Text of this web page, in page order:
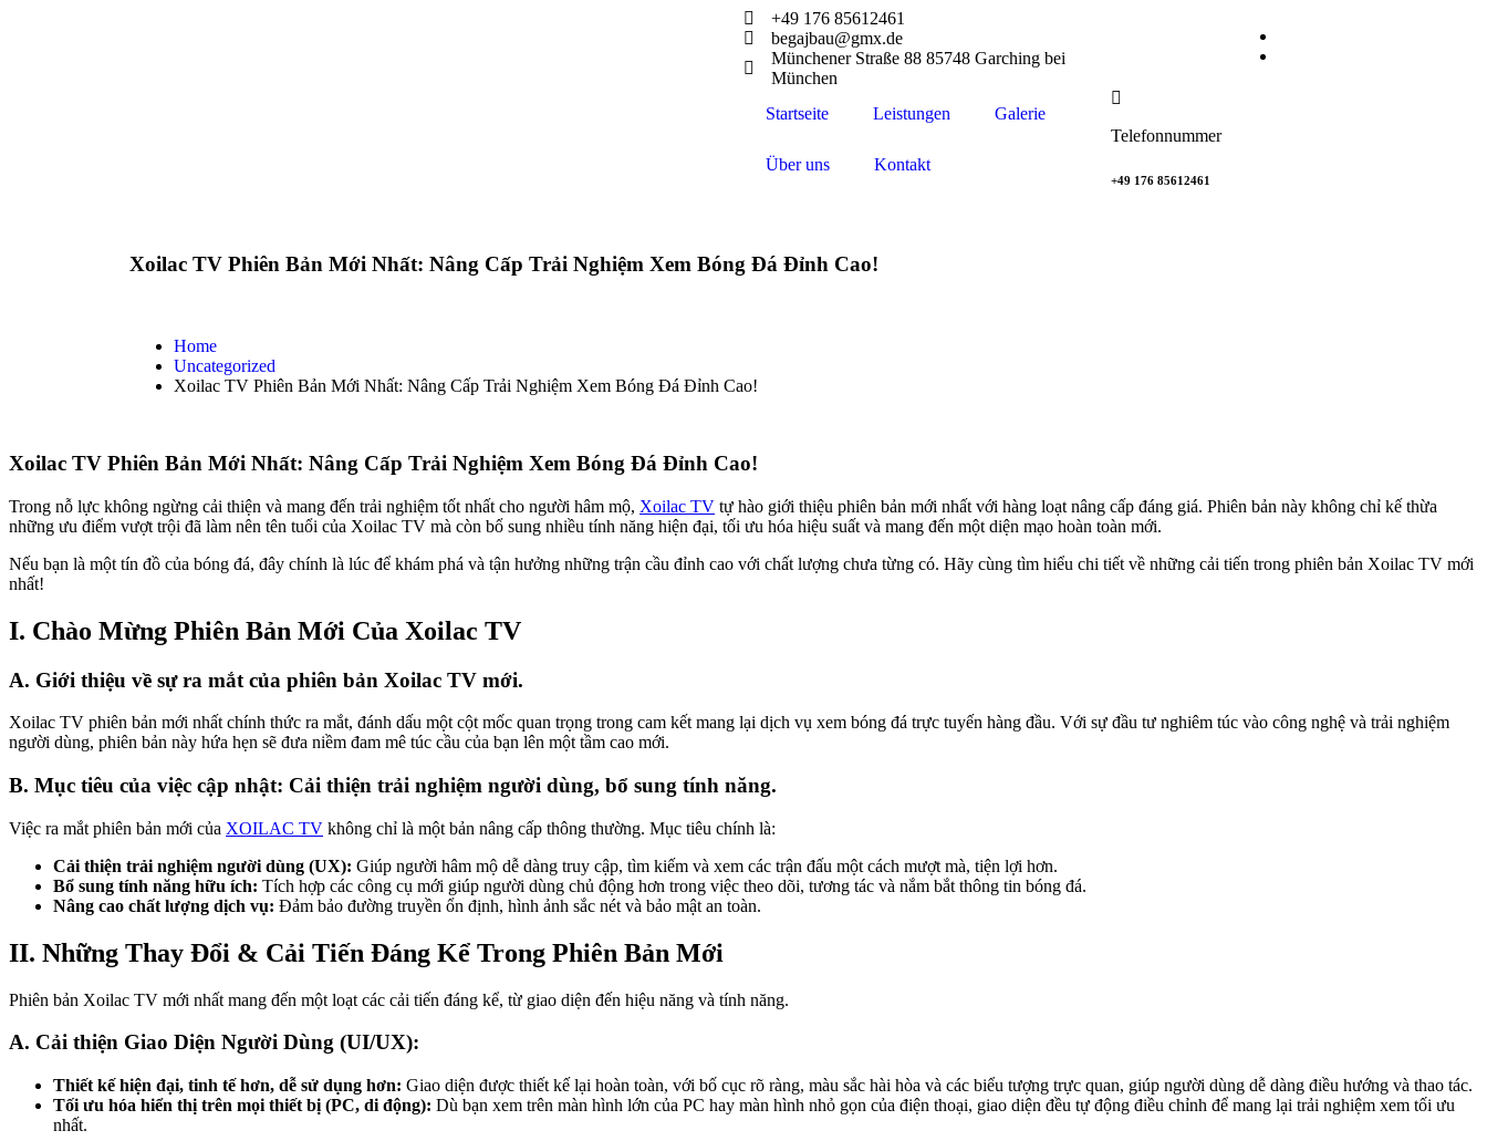
+49 176 85612461
begajbau@gmx.de
Münchener Straße 88 85748 Garching bei
München
Startseite
Leistungen Galerie
Über uns Kontakt
Telefonnummer
+49 176 85612461
Xoilac TV Phiên Bản Mới Nhất: Nâng Cấp Trải Nghiệm Xem Bóng Đá Đỉnh Cao!
Home
Uncategorized
Xoilac TV Phiên Bản Mới Nhất: Nâng Cấp Trải Nghiệm Xem Bóng Đá Đỉnh Cao!
Xoilac TV Phiên Bản Mới Nhất: Nâng Cấp Trải Nghiệm Xem Bóng Đá Đỉnh Cao!
Trong nỗ lực không ngừng cải thiện và mang đến trải nghiệm tốt nhất cho người hâm mộ, Xoilac TV tự hào giới thiệu phiên bản mới nhất với hàng loạt nâng cấp đáng giá. Phiên bản này không chỉ kế thừa
những ưu điểm vượt trội đã làm nên tên tuổi của Xoilac TV mà còn bổ sung nhiều tính năng hiện đại, tối ưu hóa hiệu suất và mang đến một diện mạo hoàn toàn mới.
Nếu bạn là một tín đồ của bóng đá, đây chính là lúc để khám phá và tận hưởng những trận cầu đỉnh cao với chất lượng chưa từng có. Hãy cùng tìm hiểu chi tiết về những cải tiến trong phiên bản Xoilac TV mới
nhất!
I. Chào Mừng Phiên Bản Mới Của Xoilac TV
A. Giới thiệu về sự ra mắt của phiên bản Xoilac TV mới.
Xoilac TV phiên bản mới nhất chính thức ra mắt, đánh dấu một cột mốc quan trọng trong cam kết mang lại dịch vụ xem bóng đá trực tuyến hàng đầu. Với sự đầu tư nghiêm túc vào công nghệ và trải nghiệm
người dùng, phiên bản này hứa hẹn sẽ đưa niềm đam mê túc cầu của bạn lên một tầm cao mới.
B. Mục tiêu của việc cập nhật: Cải thiện trải nghiệm người dùng, bổ sung tính năng.
Việc ra mắt phiên bản mới của XOILAC TV không chỉ là một bản nâng cấp thông thường. Mục tiêu chính là:
Cải thiện trải nghiệm người dùng (UX): Giúp người hâm mộ dễ dàng truy cập, tìm kiếm và xem các trận đấu một cách mượt mà, tiện lợi hơn.
Bổ sung tính năng hữu ích: Tích hợp các công cụ mới giúp người dùng chủ động hơn trong việc theo dõi, tương tác và nắm bắt thông tin bóng đá.
Nâng cao chất lượng dịch vụ: Đảm bảo đường truyền ổn định, hình ảnh sắc nét và bảo mật an toàn.
II. Những Thay Đổi & Cải Tiến Đáng Kể Trong Phiên Bản Mới
Phiên bản Xoilac TV mới nhất mang đến một loạt các cải tiến đáng kể, từ giao diện đến hiệu năng và tính năng.
A. Cải thiện Giao Diện Người Dùng (UI/UX):
Thiết kế hiện đại, tinh tế hơn, dễ sử dụng hơn: Giao diện được thiết kế lại hoàn toàn, với bố cục rõ ràng, màu sắc hài hòa và các biểu tượng trực quan, giúp người dùng dễ dàng điều hướng và thao tác.
Tối ưu hóa hiển thị trên mọi thiết bị (PC, di động): Dù bạn xem trên màn hình lớn của PC hay màn hình nhỏ gọn của điện thoại, giao diện đều tự động điều chỉnh để mang lại trải nghiệm xem tối ưu
nhất.